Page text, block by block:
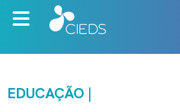
EDUCAÇÃO |